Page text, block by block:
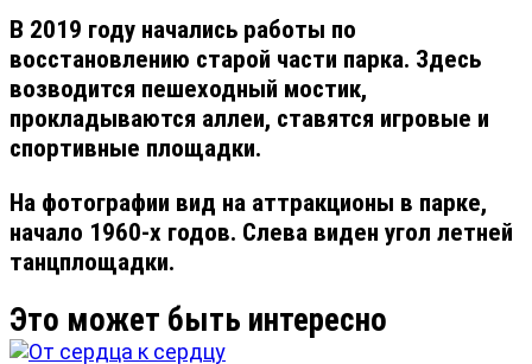
В 2019 году начались работы по
восстановлению старой части парка. Здесь
возводится пешеходный мостик,
прокладываются аллеи, ставятся игровые и
спортивные площадки.
На фотографии вид на аттракционы в парке,
начало 1960-х годов. Слева виден угол летней
танцплощадки.